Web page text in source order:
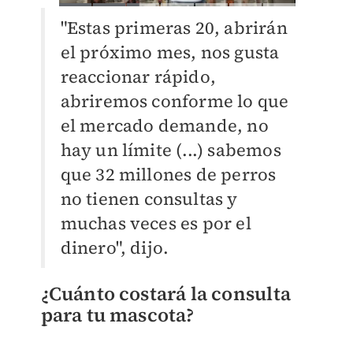
"Estas primeras 20, abrirán
el próximo mes, nos gusta
reaccionar rápido,
abriremos conforme lo que
el mercado demande, no
hay un límite (...) sabemos
que 32 millones de perros
no tienen consultas y
muchas veces es por el
dinero", dijo.
¿Cuánto costará la consulta
para tu mascota?